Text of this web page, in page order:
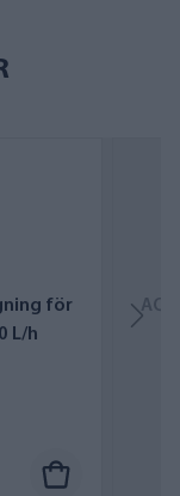
för
L/h